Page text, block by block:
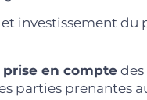
et investissement du
prise en compte
parties prenantes